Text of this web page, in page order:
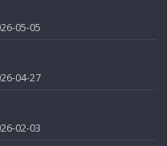
05-05
04-27
02-03